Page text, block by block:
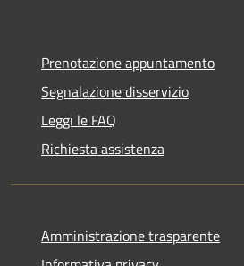
Prenotazione appuntamento
Segnalazione disservizio
Leggi le FAQ
Richiesta assistenza
Amministrazione trasparente